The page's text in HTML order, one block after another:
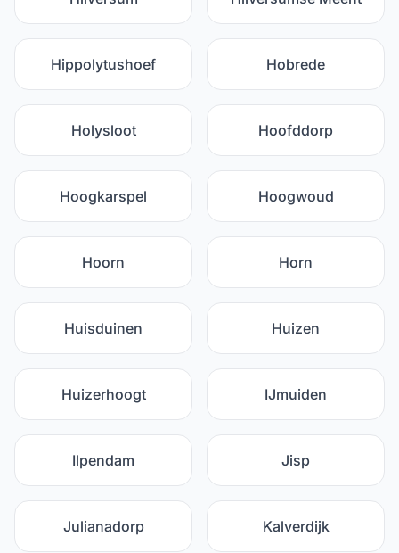
Hippolytushoef Hobrede
Holysloot Hoofddorp
Hoogkarspel Hoogwoud
Hoorn Horn
Huisduinen Huizen
Huizerhoogt IJmuiden
Ilpendam Jisp
Julianadorp Kalverdijk